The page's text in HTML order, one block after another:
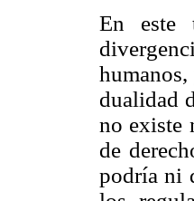
En este
dualidad
no existe
de
podría ni